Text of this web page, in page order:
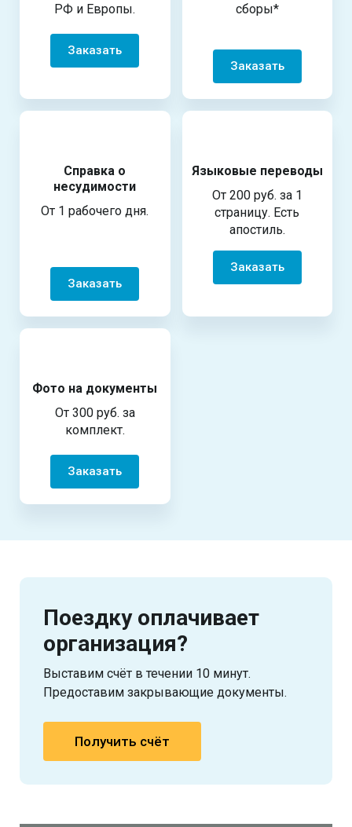
РФ и Европы.
Заказать
сборы*
Заказать
Справка о
несудимости
От 1 рабочего дня.
Заказать
Языковые переводы
От 200 руб. за 1
страницу. Есть
апостиль.
Заказать
Фото на документы
От 300 руб. за
комплект.
Заказать
Поездку оплачивает
организация?
Выставим счёт в течении 10 минут.
Предоставим закрывающие документы.
Получить счёт